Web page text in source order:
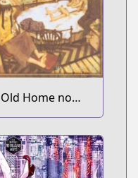
Old Home no
Haibane-tachi